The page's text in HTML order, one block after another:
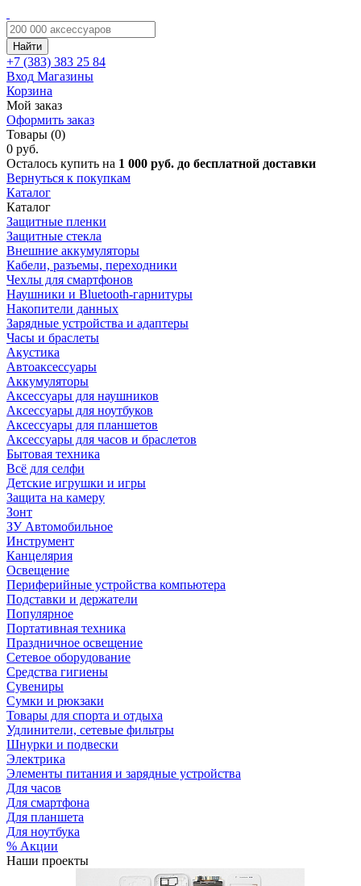
Найти
+7 (383) 383 25 84
Вход Магазины
Корзина
Мой заказ
Оформить заказ
Товары (0)
0 руб.
Осталось купить на 1 000 руб. до бесплатной доставки
Вернуться к покупкам
Каталог
Каталог
Защитные пленки
Защитные стекла
Внешние аккумуляторы
Кабели, разъемы, переходники
Чехлы для смартфонов
Наушники и Bluetooth-гарнитуры
Накопители данных
Зарядные устройства и адаптеры
Часы и браслеты
Акустика
Автоаксессуары
Аккумуляторы
Аксессуары для наушников
Аксессуары для ноутбуков
Аксессуары для планшетов
Аксессуары для часов и браслетов
Бытовая техника
Всё для селфи
Детские игрушки и игры
Защита на камеру
Зонт
ЗУ Автомобильное
Инструмент
Канцелярия
Освещение
Периферийные устройства компьютера
Подставки и держатели
Популярное
Портативная техника
Праздничное освещение
Сетевое оборудование
Средства гигиены
Сувениры
Сумки и рюкзаки
Товары для спорта и отдыха
Удлинители, сетевые фильтры
Шнурки и подвески
Электрика
Элементы питания и зарядные устройства
Для часов
Для смартфона
Для планшета
Для ноутбука
% Акции
Наши проекты